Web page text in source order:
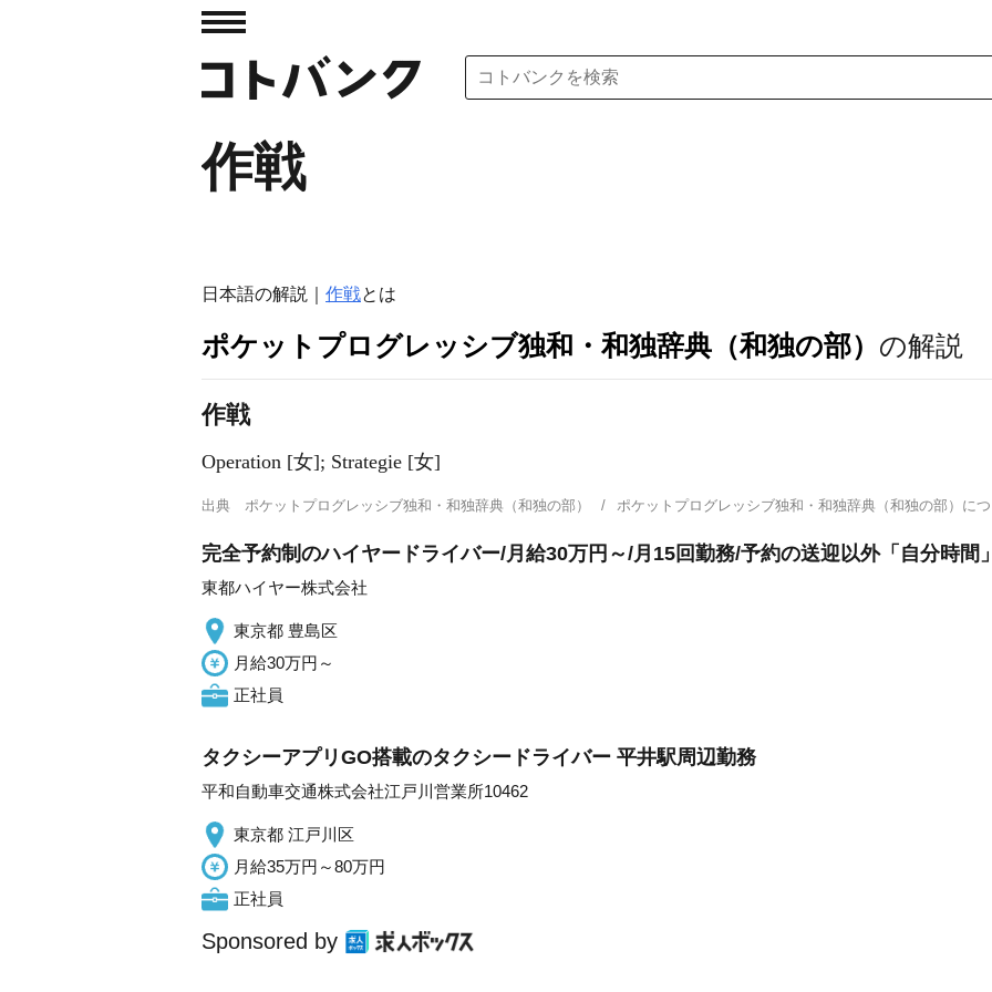
作戦
日本語の解説｜ 作戦とは
ポケットプログレッシブ独和・和独辞典（和独の部） の解説
作戦
Operation [女]; Strategie [女]
出典 ポケットプログレッシブ独和・和独辞典（和独の部） ポケットプログレッシブ独和・和独辞典（和独の部）
完全予約制のハイヤードライバー/月給30万円～/月15回勤務/予約の送迎以外「自分時間
東都ハイヤー株式会社
東京都 豊島区
月給30万円～
正社員
タクシーアプリGO搭載のタクシードライバー 平井駅周辺勤務
平和自動車交通株式会社江戸川営業所10462
東京都 江戸川区
月給35万円～80万円
正社員
Sponsored by